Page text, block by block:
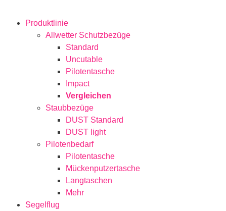
Produktlinie
Allwetter Schutzbezüge
Standard
Uncutable
Pilotentasche
Impact
Vergleichen
Staubbezüge
DUST Standard
DUST light
Pilotenbedarf
Pilotentasche
Mückenputzertasche
Langtaschen
Mehr
Segelflug